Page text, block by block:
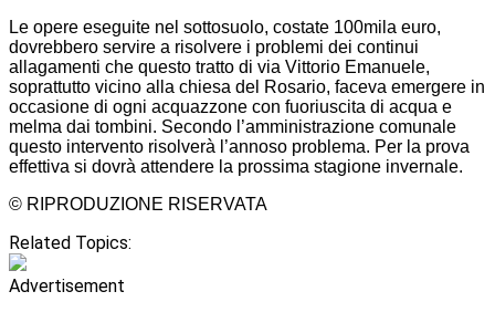
Le opere eseguite nel sottosuolo, costate 100mila euro,
dovrebbero servire a risolvere i problemi dei continui
allagamenti che questo tratto di via Vittorio Emanuele,
soprattutto vicino alla chiesa del Rosario, faceva emergere in
occasione di ogni acquazzone con fuoriuscita di acqua e
melma dai tombini. Secondo l’amministrazione comunale
questo intervento risolverà l’annoso problema. Per la prova
effettiva si dovrà attendere la prossima stagione invernale.
© RIPRODUZIONE RISERVATA
Related Topics:
Advertisement